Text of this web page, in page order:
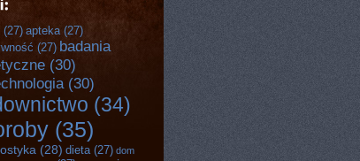
(27) apteka(27)
(27) badania
(30)
(30)
(34)
(35)
(28) dieta(27) dom